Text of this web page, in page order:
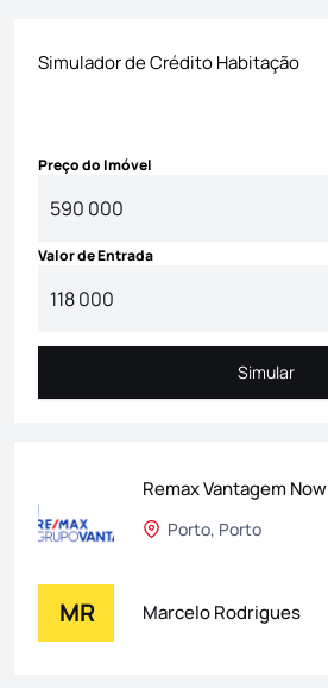
Simulador de Crédito Habitação
Preço do Imóvel
Valor de Entrada
Simular
Simular
Remax Vantagem Now
Porto, Porto
MR Marcelo Rodrigues